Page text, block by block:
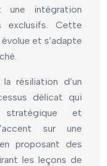
une intégration
exclusifs. Cette
et s’adapte
résiliation d’un
délicat qui
stratégique et
sur une
proposant des
les leçons de